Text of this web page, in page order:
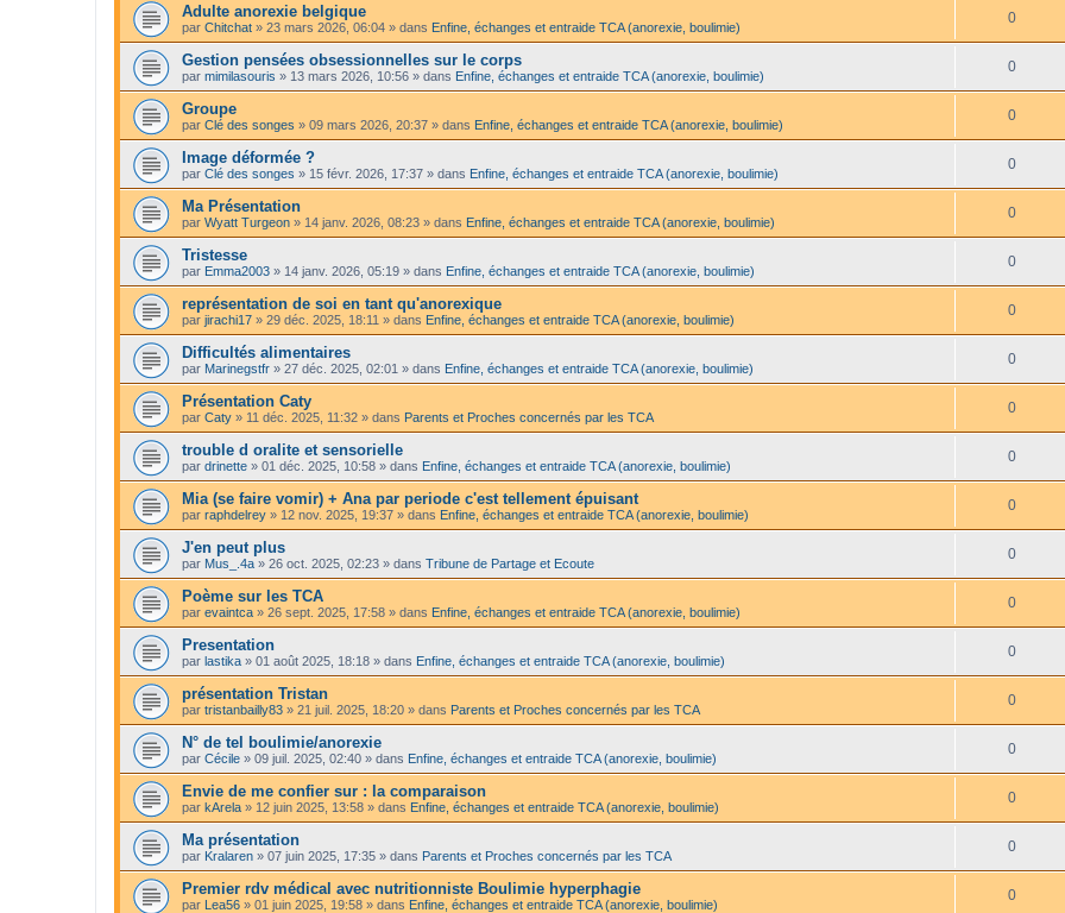
Adulte anorexie belgique
par Chitchat » 23 mars 2026, 06:04 » dans Enfine, échanges et entraide TCA (anorexie, boulimie)
0
Gestion pensées obsessionnelles sur le corps
par mimilasouris » 13 mars 2026, 10:56 » dans Enfine, échanges et entraide TCA (anorexie, boulimie)
0
Groupe
par Clé des songes » 09 mars 2026, 20:37 » dans Enfine, échanges et entraide TCA (anorexie, boulimie)
0
Image déformée ?
par Clé des songes » 15 févr. 2026, 17:37 » dans Enfine, échanges et entraide TCA (anorexie, boulimie)
0
Ma Présentation
par Wyatt Turgeon » 14 janv. 2026, 08:23 » dans Enfine, échanges et entraide TCA (anorexie, boulimie)
0
Tristesse
par Emma2003 » 14 janv. 2026, 05:19 » dans Enfine, échanges et entraide TCA (anorexie, boulimie)
0
représentation de soi en tant qu'anorexique
par jirachi17 » 29 déc. 2025, 18:11 » dans Enfine, échanges et entraide TCA (anorexie, boulimie)
0
Difficultés alimentaires
par Marinegstfr » 27 déc. 2025, 02:01 » dans Enfine, échanges et entraide TCA (anorexie, boulimie)
0
Présentation Caty
par Caty » 11 déc. 2025, 11:32 » dans Parents et Proches concernés par les TCA
0
trouble d oralite et sensorielle
par drinette » 01 déc. 2025, 10:58 » dans Enfine, échanges et entraide TCA (anorexie, boulimie)
0
Mia (se faire vomir) + Ana par periode c'est tellement épuisant
par raphdelrey » 12 nov. 2025, 19:37 » dans Enfine, échanges et entraide TCA (anorexie, boulimie)
0
J'en peut plus
par Mus_.4a » 26 oct. 2025, 02:23 » dans Tribune de Partage et Ecoute
0
Poème sur les TCA
par evaintca » 26 sept. 2025, 17:58 » dans Enfine, échanges et entraide TCA (anorexie, boulimie)
0
Presentation
par lastika » 01 août 2025, 18:18 » dans Enfine, échanges et entraide TCA (anorexie, boulimie)
0
présentation Tristan
par tristanbailly83 » 21 juil. 2025, 18:20 » dans Parents et Proches concernés par les TCA
0
N° de tel boulimie/anorexie
par Cécile » 09 juil. 2025, 02:40 » dans Enfine, échanges et entraide TCA (anorexie, boulimie)
0
Envie de me confier sur : la comparaison
par kArela » 12 juin 2025, 13:58 » dans Enfine, échanges et entraide TCA (anorexie, boulimie)
0
Ma présentation
par Kralaren » 07 juin 2025, 17:35 » dans Parents et Proches concernés par les TCA
0
Premier rdv médical avec nutritionniste Boulimie hyperphagie
par Lea56 » 01 juin 2025, 19:58 » dans Enfine, échanges et entraide TCA (anorexie, boulimie)
0